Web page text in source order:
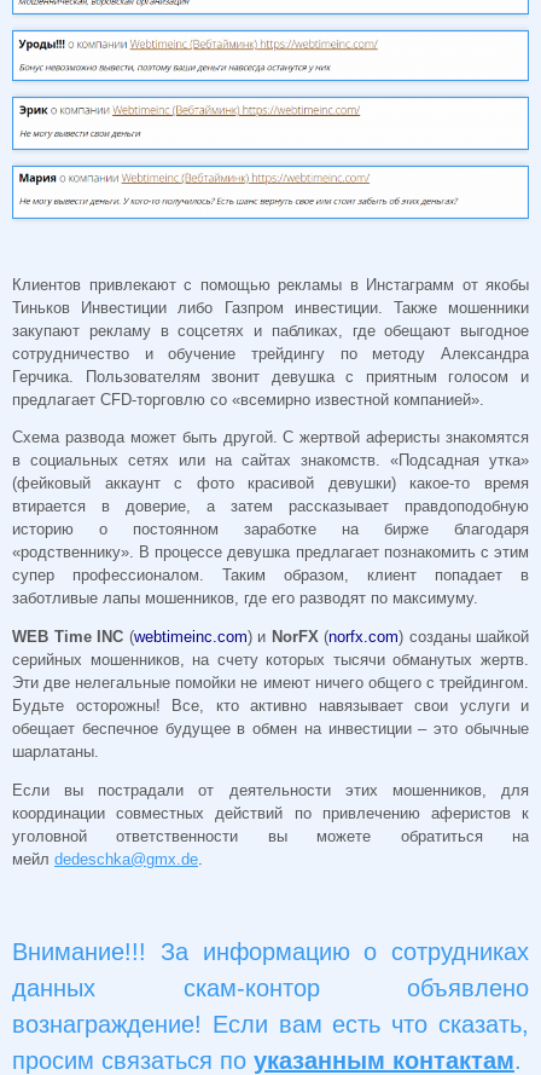
Клиентов привлекают с помощью рекламы в Инстаграмм от якобы
Тиньков Инвестиции либо Газпром инвестиции. Также мошенники
закупают рекламу в соцсетях и пабликах, где обещают выгодное
сотрудничество и обучение трейдингу по методу Александра
Герчика. Пользователям звонит девушка с приятным голосом и
предлагает CFD-торговлю со «всемирно известной компанией».
Схема развода может быть другой. С жертвой аферисты знакомятся
в социальных сетях или на сайтах знакомств. «Подсадная утка»
(фейковый аккаунт с фото красивой девушки) какое-то время
втирается в доверие, а затем рассказывает правдоподобную
историю о постоянном заработке на бирже благодаря
«родственнику». В процессе девушка предлагает познакомить с этим
супер профессионалом. Таким образом, клиент попадает в
заботливые лапы мошенников, где его разводят по максимуму.
WEB Time INC (webtimeinc.com) и NorFX(norfx.com) созданы шайкой
серийных мошенников, на счету которых тысячи обманутых жертв.
Эти две нелегальные помойки не имеют ничего общего с трейдингом.
Будьте осторожны! Все, кто активно навязывает свои услуги и
обещает беспечное будущее в обмен на инвестиции – это обычные
шарлатаны.
Если вы пострадали от деятельности этих мошенников, для
координации совместных действий по привлечению аферистов к
уголовной ответственности вы можете обратиться на
мейл dedeschka@gmx.de
Внимание!!! За информацию о сотрудниках
данных скам-контор объявлено
вознаграждение! Если вам есть что сказать,
просим связаться по указанным контактам.